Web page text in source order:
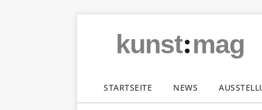
kunst:mag
STARTSEITE NEWS